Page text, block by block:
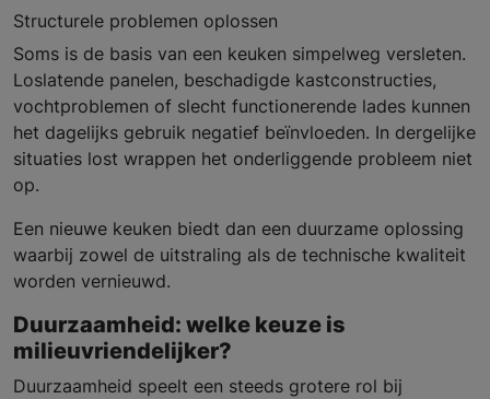
Structurele problemen oplossen
Soms is de basis van een keuken simpelweg versleten.
Loslatende panelen, beschadigde kastconstructies,
vochtproblemen of slecht functionerende lades kunnen
het dagelijks gebruik negatief beïnvloeden. In dergelijke
situaties lost wrappen het onderliggende probleem niet
op.
Een nieuwe keuken biedt dan een duurzame oplossing
waarbij zowel de uitstraling als de technische kwaliteit
worden vernieuwd.
Duurzaamheid: welke keuze is
milieuvriendelijker?
Duurzaamheid speelt een steeds grotere rol bij